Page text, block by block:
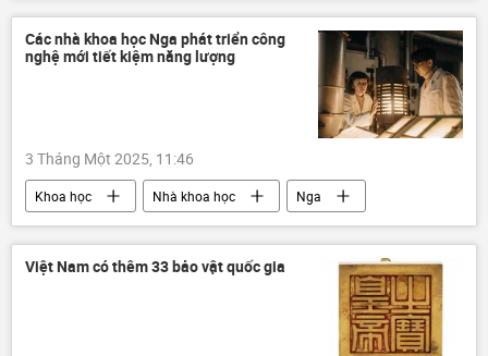
công an
Pháp luật
Các nhà khoa học Nga phát triển công
nghệ mới tiết kiệm năng lượng
3 Tháng Một 2025, 11:46
Khoa học Nhà khoa học
Nga
Thế giới
Công nghiệp
Việt Nam có thêm 33 bảo vật quốc gia